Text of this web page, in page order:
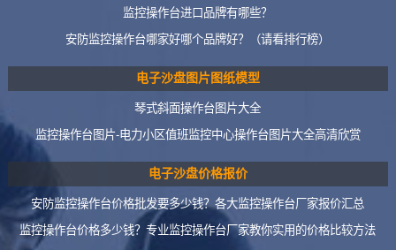
监控操作台进口品牌有哪些？
安防监控操作台哪家好哪个品牌好？（请看排行榜）
电子沙盘图片图纸模型
琴式斜面操作台图片大全
监控操作台图片-电力小区值班监控中心操作台图片大全高清欣赏
电子沙盘价格报价
安防监控操作台价格批发要多少钱？各大监控操作台厂家报价汇总
监控操作台价格多少钱？专业监控操作台厂家教你实用的价格比较方法